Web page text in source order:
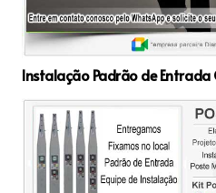
Instalação Padrão de Entrada